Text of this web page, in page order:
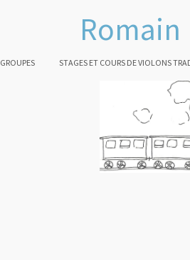
GROUPES STAGES ET COURS DE VIOLONS